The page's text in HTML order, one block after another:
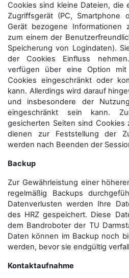
Cookies sind kleine Dateien, die
Zugriffsgerät (PC, Smartphone
Gerät bezogene Informationen
zum einem der
Speicherung von Logindaten).
der Cookies Einfluss
verfügen über eine Option
Cookies eingeschränkt oder
kann. Allerdings wird darauf
und insbesondere der
eingeschränkt sein kann.
gesicherten Seiten sind Cookies
dienen zur Feststellung der
werden nach Beenden der
Backup
Zur Gewährleistung einer
regelmäßig Backups
Datenverlusten werden Ihre
des HRZ gespeichert. Diese
dem Bandroboter der TU
Daten können im Backup noch
werden, bevor sie endgültig
Kontaktaufnahme